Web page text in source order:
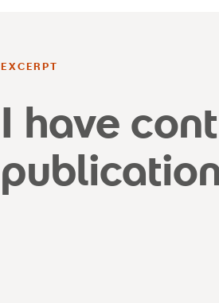
EXCERPT
I have